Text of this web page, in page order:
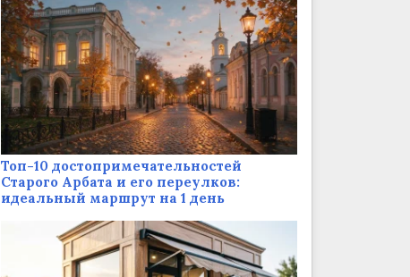
Топ-10 достопримечательностей
Старого Арбата и его переулков:
идеальный маршрут на 1 день